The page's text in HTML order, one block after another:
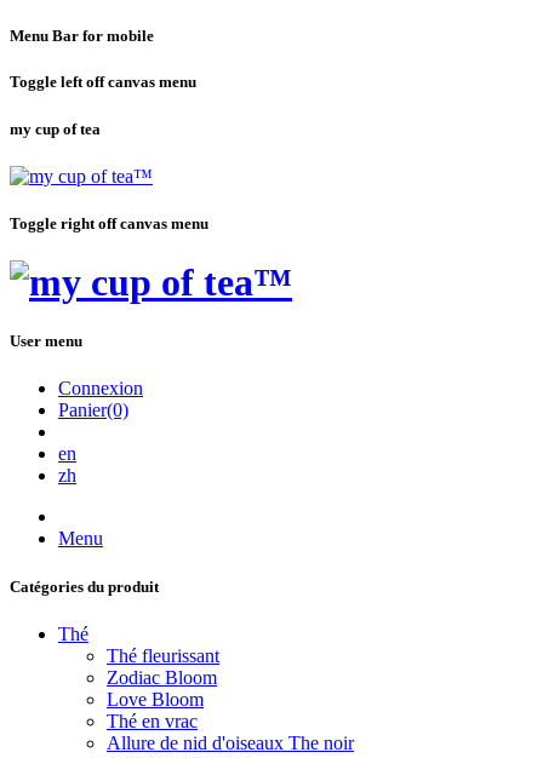
Menu Bar for mobile
Toggle left off canvas menu
my cup of tea
Toggle right off canvas menu
User menu
Connexion
Panier(0)
en
zh
Menu
Catégories du produit
Thé
Thé fleurissant
Zodiac Bloom
Love Bloom
Thé en vrac
Allure de nid d'oiseaux The noir